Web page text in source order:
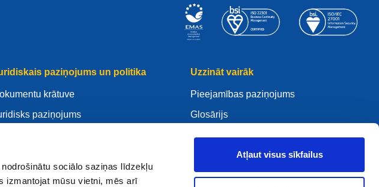
sociālo saziņas līdzekļu
izmantojat mūsu vietni, mēs arī
Atļaut visus sīkfailus
paziņojums un politika
krātuve
paziņojums
politika
Uzzināt vairāk
Pieejamības paziņojums
Glosārijs